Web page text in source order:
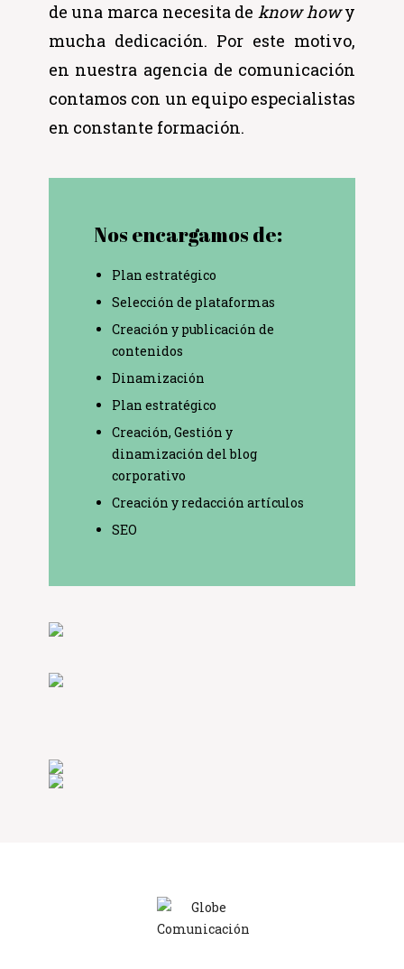
de una marca necesita de know howy
mucha dedicación. Por este motivo,
en nuestra agencia de comunicación
contamos con un equipo especialistas
en constante formación.
Nos encargamos de:
Plan estratégico
Selección de plataformas
Creación y publicación de
contenidos
Dinamización
Plan estratégico
Creación, Gestión y
dinamización del blog
corporativo
Creación y redacción artículos
SEO